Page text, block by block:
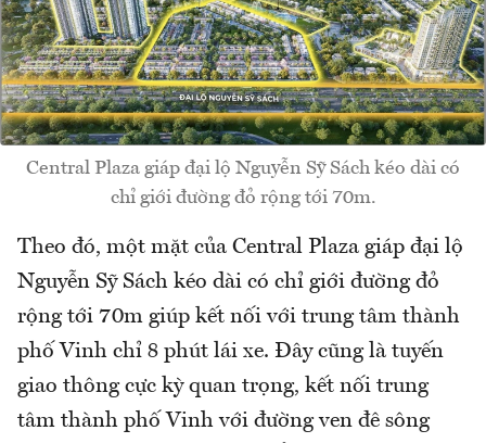
Central Plaza giáp đại lộ Nguyễn Sỹ Sách kéo dài có
chỉ giới đường đỏ rộng tới 70m.
Theo đó, một mặt của Central Plaza giáp đại lộ
Nguyễn Sỹ Sách kéo dài có chỉ giới đường đỏ
rộng tới 70m giúp kết nối với trung tâm thành
phố Vinh chỉ 8 phút lái xe. Đây cũng là tuyến
giao thông cực kỳ quan trọng, kết nối trung
tâm thành phố Vinh với đường ven đê sông